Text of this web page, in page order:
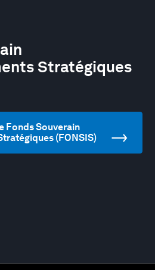
Stratégiques
Fonds Souverain
(FONSIS)